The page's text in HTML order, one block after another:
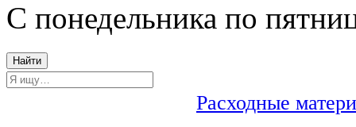
С понедельника по
Найти
Расходные